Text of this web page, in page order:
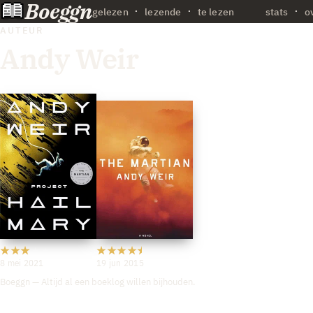
Boeggngelezen lezende te lezen stats ·
AUTEUR
8 mei 2021
19 jun 2015
Boeggn — Altijd al een boeklog willen bijhouden.